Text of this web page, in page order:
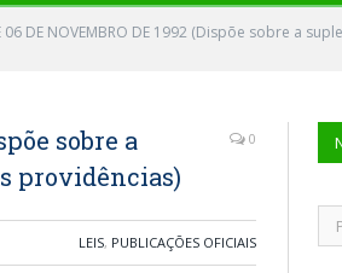
06 DE NOVEMBRO DE 1992 (Dispõe sobre a
sobre a
providências)
0
LEIS, PUBLICAÇÕES OFICIAIS